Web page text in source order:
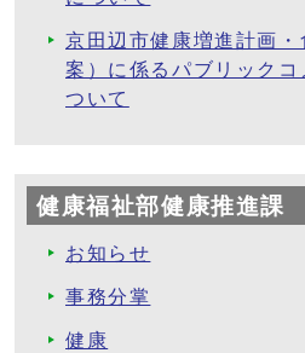
京田辺市健康増進計画
案）に係るパブリックコ
ついて
健康福祉部健康推進課
お知らせ
事務分掌
健康